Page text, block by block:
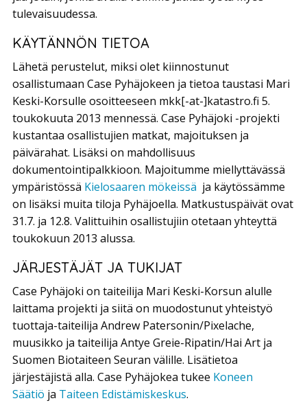
tulevaisuudessa.
KÄYTÄNNÖN TIETOA
Lähetä perustelut, miksi olet kiinnostunut
osallistumaan Case Pyhäjokeen ja tietoa taustasi Mari
Keski-Korsulle osoitteeseen mkk[-at-]katastro.fi 5.
toukokuuta 2013 mennessä. Case Pyhäjoki -projekti
kustantaa osallistujien matkat, majoituksen ja
päivärahat. Lisäksi on mahdollisuus
dokumentointipalkkioon. Majoitumme miellyttävässä
ympäristössä Kielosaaren mökeissä ja käytössämme
on lisäksi muita tiloja Pyhäjoella. Matkustuspäivät ovat
31.7. ja 12.8. Valittuihin osallistujiin otetaan yhteyttä
toukokuun 2013 alussa.
JÄRJESTÄJÄT JA TUKIJAT
Case Pyhäjoki on taiteilija Mari Keski-Korsun alulle
laittama projekti ja siitä on muodostunut yhteistyö
tuottaja-taiteilija Andrew Patersonin/Pixelache,
muusikko ja taiteilija Antye Greie-Ripatin/Hai Art ja
Suomen Biotaiteen Seuran välille. Lisätietoa
järjestäjistä alla. Case Pyhäjokea tukee Koneen
Säätiö ja Taiteen Edistämiskeskus.